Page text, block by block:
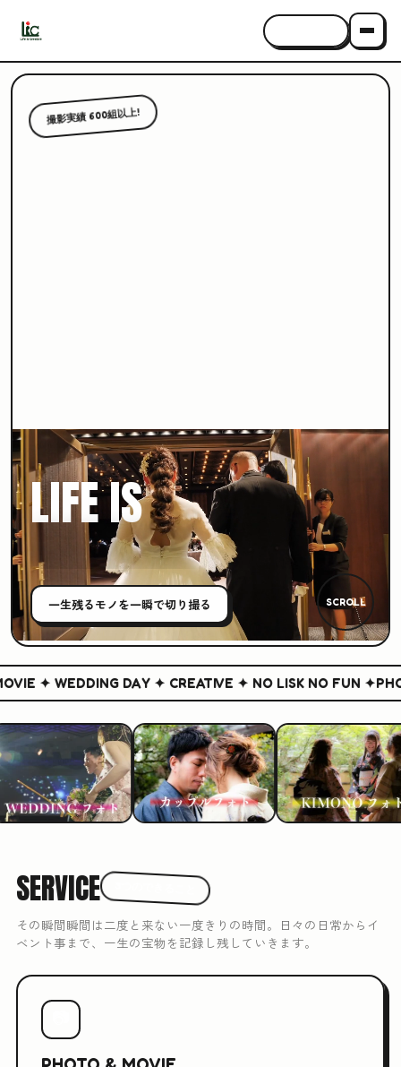
撮影実績 600組以上!
LIFE IS
CREATIVE
一生残るモノを一瞬で切り撮る SCROLL
✦ WEDDING DAY ✦ CREATIVE ✦ NO LISK NO FUN ✦
SERVICE
その瞬間瞬間は二度と来ない一度きりの時間。日々の日常からイ
ベント事まで、一生の宝物を記録し残していきます。